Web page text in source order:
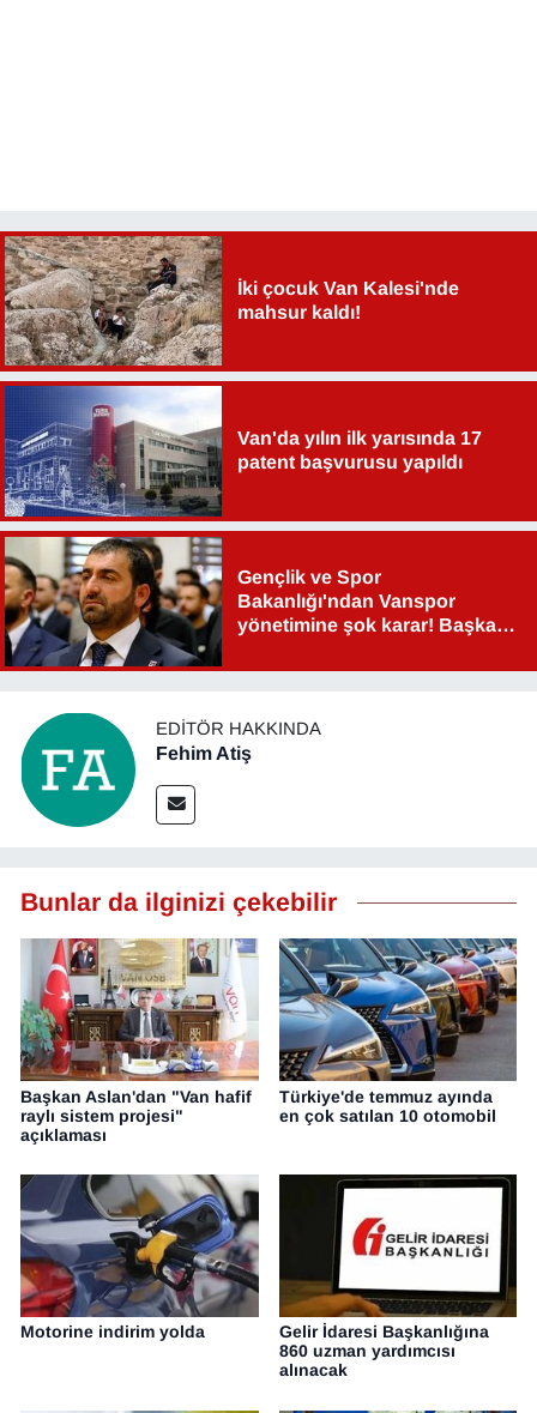
İki çocuk Van Kalesi'nde
mahsur kaldı!
Van'da yılın ilk yarısında 17
patent başvurusu yapıldı
Gençlik ve Spor
Bakanlığı'ndan Vanspor
yönetimine şok karar! Başkan
EDITÖR HAKKINDA
Fehim Atiş
Bunlar da ilginizi çekebilir
Başkan Aslan'dan "Van hafif
raylı sistem projesi"
açıklaması
Türkiye'de temmuz ayında
en çok satılan 10 otomobil
Motorine indirim yolda
Gelir İdaresi Başkanlığına
860 uzman yardımcısı
alınacak